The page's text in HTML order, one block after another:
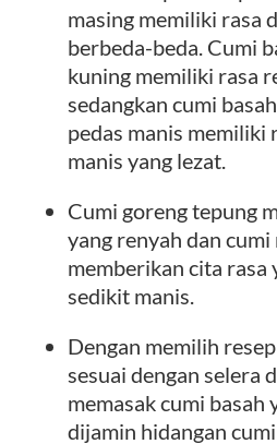
masing memiliki rasa
berbeda-beda. Cumi
kuning memiliki rasa
sedangkan cumi
pedas manis memiliki
manis yang lezat.
Cumi goreng tepung
yang renyah dan cumi
memberikan cita rasa
sedikit manis.
Dengan memilih
sesuai dengan selera
memasak cumi basah
dijamin hidangan